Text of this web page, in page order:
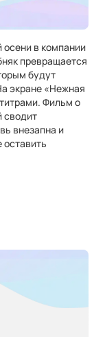
в компании
превращается
будут
экране «Нежная
Фильм о
сводит
внезапна и
оставить